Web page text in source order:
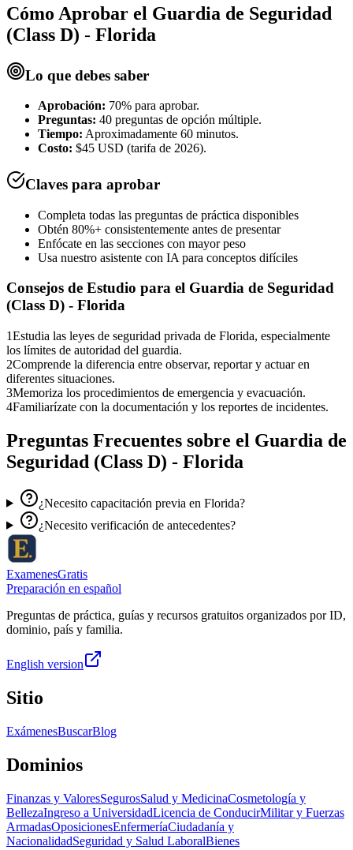
Cómo Aprobar el Guardia de Seguridad
(Class D) - Florida
Lo que debes saber
Aprobación: 70% para aprobar.
Preguntas: 40 preguntas de opción múltiple.
Tiempo: Aproximadamente 60 minutos.
Costo: $45 USD (tarifa de 2026).
Claves para aprobar
Completa todas las preguntas de práctica disponibles
Obtén 80%+ consistentemente antes de presentar
Enfócate en las secciones con mayor peso
Usa nuestro asistente con IA para conceptos difíciles
Consejos de Estudio para el Guardia de Seguridad
(Class D) - Florida
1Estudia las leyes de seguridad privada de Florida, especialmente
los límites de autoridad del guardia.
2Comprende la diferencia entre observar, reportar y actuar en
diferentes situaciones.
3Memoriza los procedimientos de emergencia y evacuación.
4Familiarízate con la documentación y los reportes de incidentes.
Preguntas Frecuentes sobre el Guardia de
Seguridad (Class D) - Florida
¿Necesito capacitación previa en Florida?
¿Necesito verificación de antecedentes?
ExamenesGratis
Preparación en español
Preguntas de práctica, guías y recursos gratuitos organizados por ID,
dominio, país y familia.
English version
Sitio
ExámenesBuscarBlog
Dominios
Finanzas y ValoresSegurosSalud y MedicinaCosmetología y
BellezaIngreso a UniversidadLicencia de ConducirMilitar y Fuerzas
ArmadasOposicionesEnfermeríaCiudadanía y
NacionalidadSeguridad y Salud LaboralBienes